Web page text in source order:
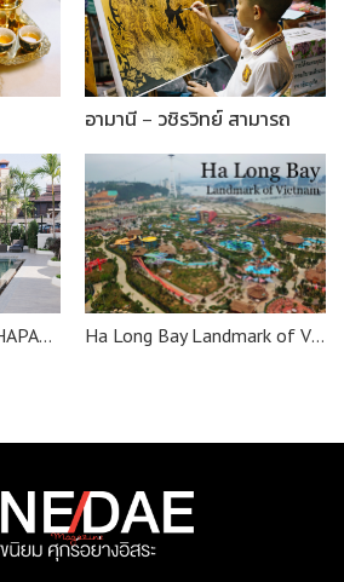
อามานี่ – วชิรวิทย์ สามารถ
AWAY CHIANG MAI THAPAE RESORT Ha Long Bay Landmark of Vietnam